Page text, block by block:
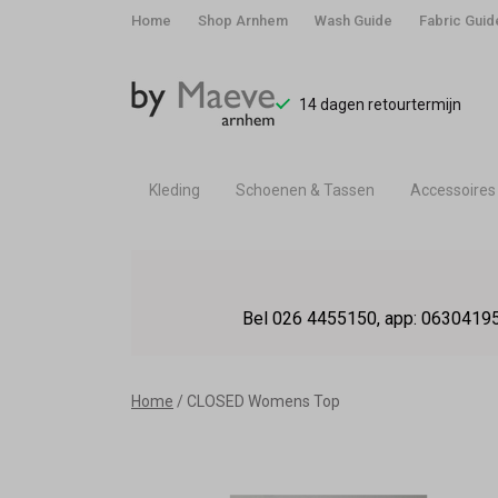
Home Shop Arnhem Wash Guide Fabric
14 dagen retourtermijn
Kleding Schoenen & Tassen Accessoires
Bel 026 4455150, app:
Home CLOSED Womens Top